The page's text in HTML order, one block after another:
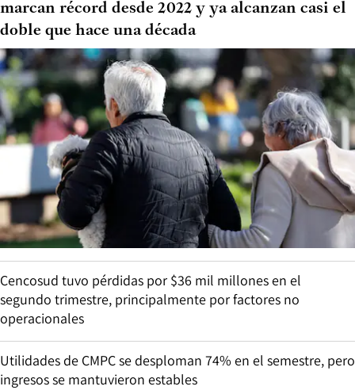
marcan récord desde 2022 y ya alcanzan casi el
doble que hace una década
Cencosud tuvo pérdidas por $36 mil millones en el
segundo trimestre, principalmente por factores no
operacionales
Utilidades de CMPC se desploman 74% en el semestre, pero
ingresos se mantuvieron estables